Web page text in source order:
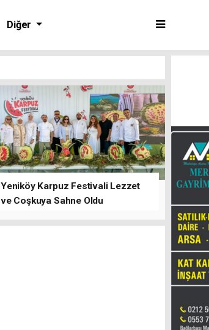
Diğer
Yeniköy Karpuz Festivali Lezzet
ve Coşkuya Sahne Oldu